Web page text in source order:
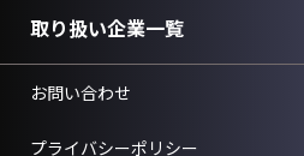
取り扱い企業一覧
お問い合わせ
プライバシーポリシー